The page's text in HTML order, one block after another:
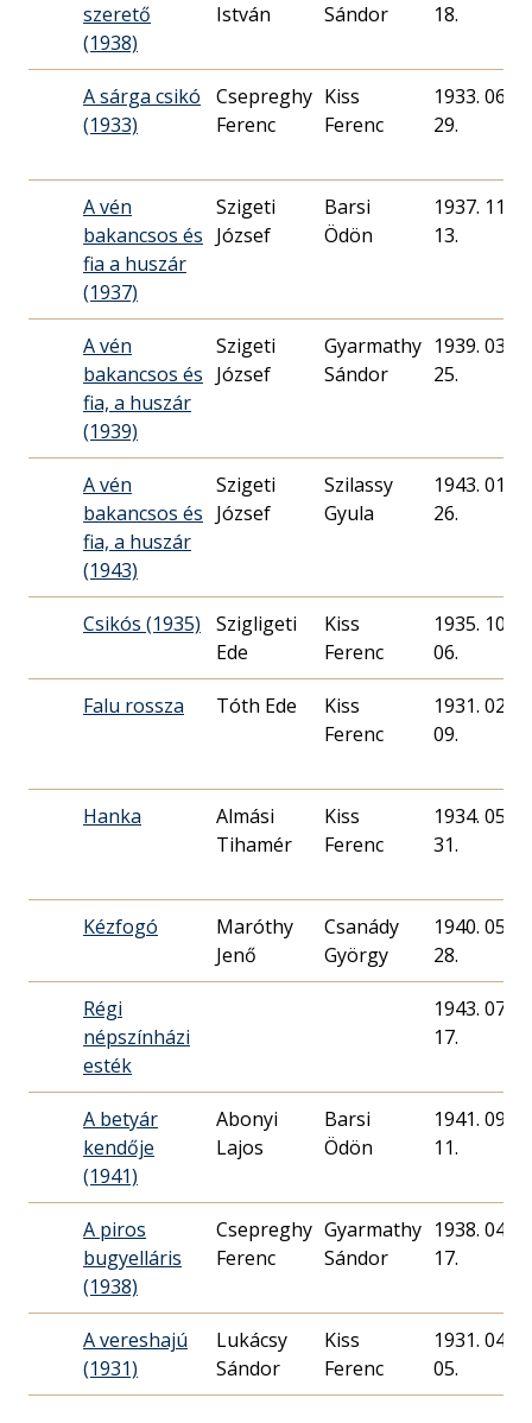
szerető
(1938)
István
Sándor
18.
A sárga csikó
(1933)
Csepreghy
Ferenc
Kiss
Ferenc
1933. 06.
29.
A vén
bakancsos és
fia a huszár
(1937)
Szigeti
József
Barsi
Ödön
1937. 11.
13.
A vén
bakancsos és
fia, a huszár
(1939)
Szigeti
József
Gyarmathy
Sándor
1939. 03.
25.
A vén
bakancsos és
fia, a huszár
(1943)
Szigeti
József
Szilassy
Gyula
1943. 01.
26.
Csikós (1935)
Szigligeti
Ede
Kiss
Ferenc
1935. 10.
06.
Falu rossza Tóth Ede
Kiss
Ferenc
1931. 02.
09.
Hanka
Almási
Tihamér
Kiss
Ferenc
1934. 05.
31.
Kézfogó
Maróthy
Jenő
Csanády
György
1940. 05.
28.
Régi
népszínházi
esték
1943. 07.
17.
A betyár
kendője
(1941)
Abonyi
Lajos
Barsi
Ödön
1941. 09.
11.
A piros
bugyelláris
(1938)
Csepreghy
Ferenc
Gyarmathy
Sándor
1938. 04.
17.
A vereshajú
(1931)
Lukácsy
Sándor
Kiss
Ferenc
1931. 04.
05.